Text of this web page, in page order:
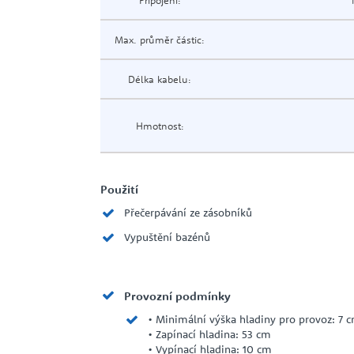
Max. průměr částic:
Délka kabelu:
Hmotnost:
Použití
Přečerpávání ze zásobníků
Vypuštění bazénů
Provozní podmínky
• Minimální výška hladiny pro provoz: 7
• Zapínací hladina: 53 cm
• Vypínací hladina: 10 cm